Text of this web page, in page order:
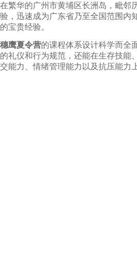
在繁华的广州市黄埔区长洲岛，毗邻
验，迅速成为广东省乃至全国范围内
的宝贵经验。
穗鹰夏令营的课程体系设计科学而全
的礼仪和行为规范，还能在生存技能
交能力、情绪管理能力以及抗压能力